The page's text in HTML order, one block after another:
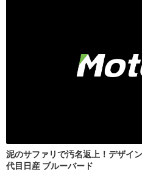
泥のサファリで汚名返上！デザイ
代目日産 ブルーバード